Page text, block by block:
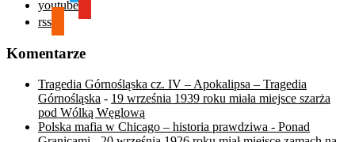
youtube
rss
Komentarze
Tragedia Górnośląska cz. IV – Apokalipsa – Tragedia
Górnośląska - 19 września 1939 roku miała miejsce szarża
pod Wólką Węglową
Polska mafia w Chicago – historia prawdziwa - Ponad